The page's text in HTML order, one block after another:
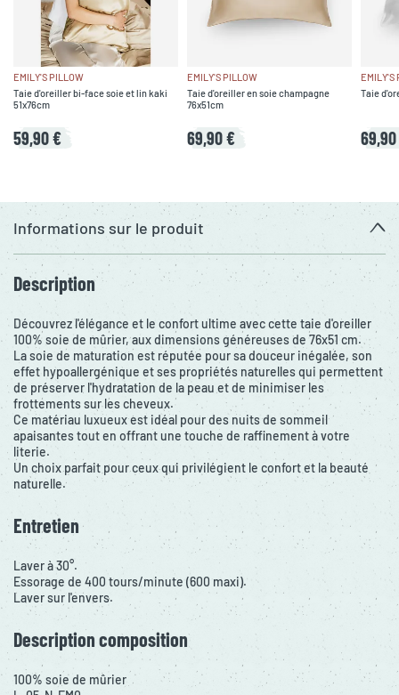
EMILY'S PILLOW
Taie d'oreiller bi-face soie et lin kaki
51x76cm
59,90 €
EMILY'S PILLOW
Taie d'oreiller en soie champagne
76x51cm
69,90 €
EMILY'S
Taie
Informations sur le produit
Description
Découvrez l'élégance et le confort ultime avec cette taie d'oreiller
100% soie de mûrier, aux dimensions généreuses de 76x51 cm.
La soie de maturation est réputée pour sa douceur inégalée, son
effet hypoallergénique et ses propriétés naturelles qui permettent
de préserver l'hydratation de la peau et de minimiser les
frottements sur les cheveux.
Ce matériau luxueux est idéal pour des nuits de sommeil
apaisantes tout en offrant une touche de raffinement à votre
literie.
Un choix parfait pour ceux qui privilégient le confort et la beauté
naturelle.
Entretien
Laver à 30°.
Essorage de 400 tours/minute (600 maxi).
Laver sur l'envers.
Description composition
100% soie de mûrier